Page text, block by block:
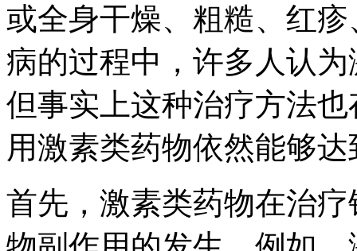
或全身干燥、粗糙、红
病的过程中，许多人认
但事实上这种治疗方法
用激素类药物依然能够
首先，激素类药物在治